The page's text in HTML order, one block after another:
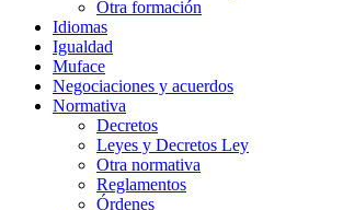
Otra formación
Idiomas
Igualdad
Muface
Negociaciones y acuerdos
Normativa
Decretos
Leyes y Decretos Ley
Otra normativa
Reglamentos
Órdenes